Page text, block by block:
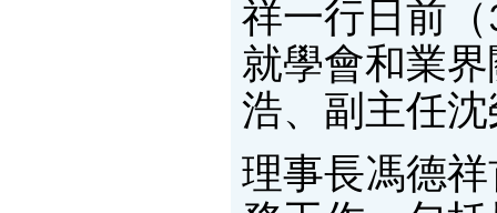
祥一行日前
就學會和業
浩、副主任
理事長馮德